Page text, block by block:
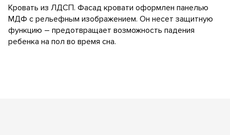
Кровать из ЛДСП. Фасад кровати оформлен панелью
МДФ с рельефным изображением. Он несет защитную
функцию – предотвращает возможность падения
ребенка на пол во время сна.